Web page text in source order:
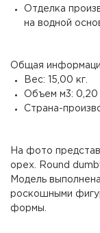
Отделка
на водной
Общая
Вес: 15,00 кг.
Объем м3: 0,20
Страна-
На фото
орех. Round
Модель
роскошными
формы.